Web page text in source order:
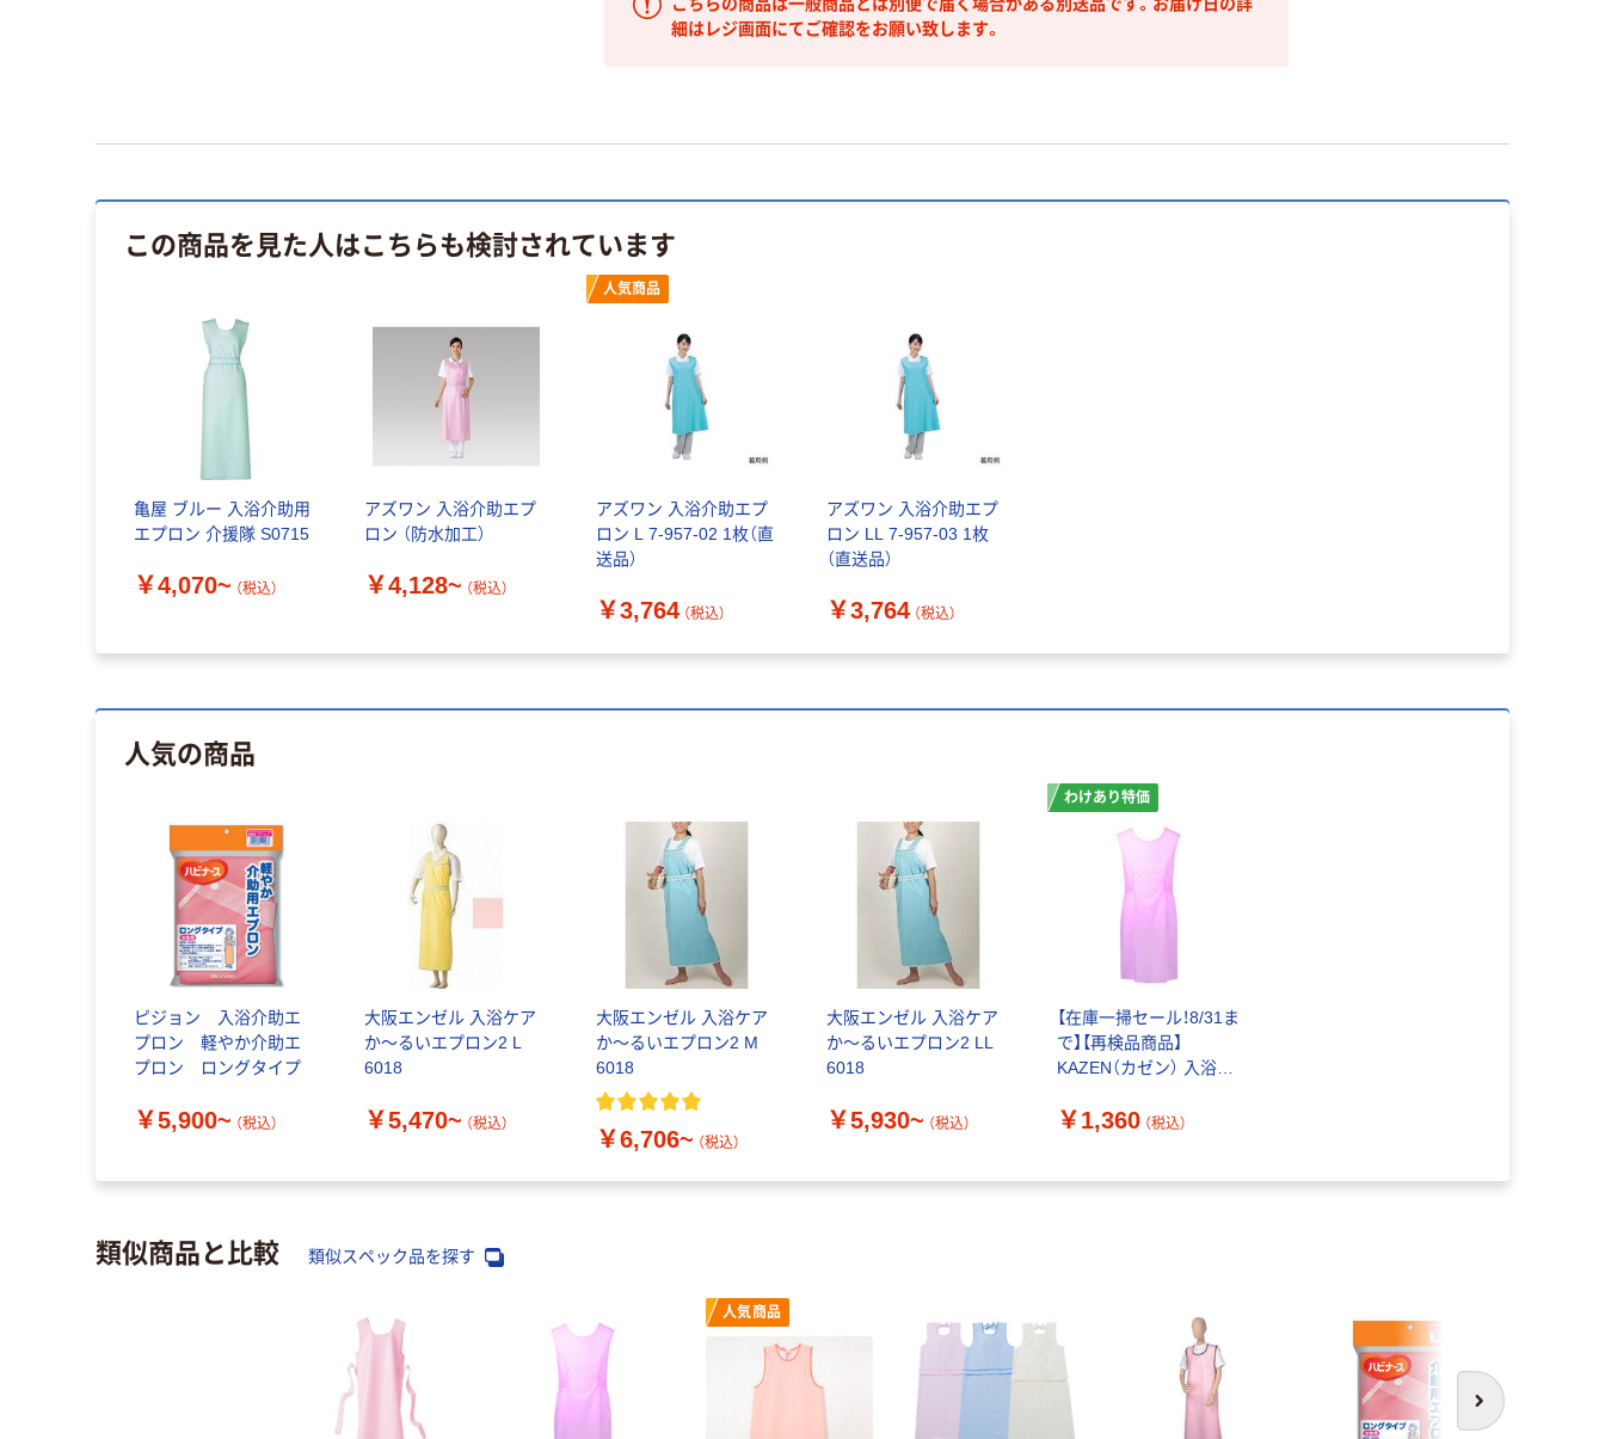
細はレジ画面にてご確認をお願い致します。
この商品を見た人はこちらも検討されています
亀屋 ブルー 入浴介助用
エプロン 介援隊 S0715
￥4,070~ （税込）
アズワン 入浴介助エプ
ロン （防水加工）
￥4,128~ （税込）
人気商品
アズワン 入浴介助エプ
ロン L 7-957-02 1枚（直
送品）
￥3,764 （税込）
アズワン 入浴介助エプ
ロン LL 7-957-03 1枚
（直送品）
￥3,764 （税込）
人気の商品
ピジョン 入浴介助エ
プロン 軽やか介助エ
プロン ロングタイプ
￥5,900~ （税込）
大阪エンゼル 入浴ケア
か～るいエプロン2 L
6018
￥5,470~ （税込）
大阪エンゼル 入浴ケア
か～るいエプロン2 M
6018
￥6,706~ （税込）
大阪エンゼル 入浴ケア
か～るいエプロン2 LL
6018
￥5,930~ （税込）
わけあり特価
【在庫一掃セール！8/31ま
で】【再検品商品】
KAZEN（カゼン） 入浴用
プロン） ピンク L （ロン
￥1,360 （税込）
類似商品と比較 類似スペック品を探す
次へ
人気商品